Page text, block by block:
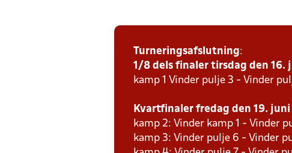
Turneringsafslutning:
1/8 dels finaler tirsdag den 16.
kamp 1 Vinder pulje 3 - Vinder
Kvartfinaler fredag den 19.
kamp 2: Vinder kamp 1 - Vinder
kamp 3: Vinder pulje 6 - Vinder